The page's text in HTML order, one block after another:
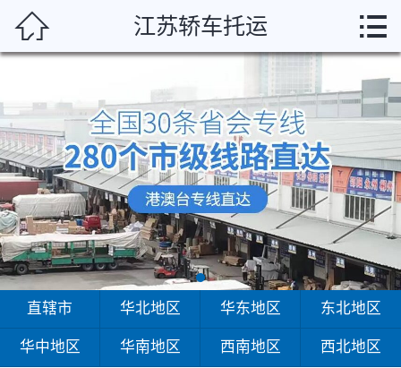
南 华北地区
华东地区
东北地区
华中地区
华南地区
西南地区
 江苏轿车托运 
直辖市 华北地区 华东地区 东北地区
华中地区 华南地区 西南地区 西北地区